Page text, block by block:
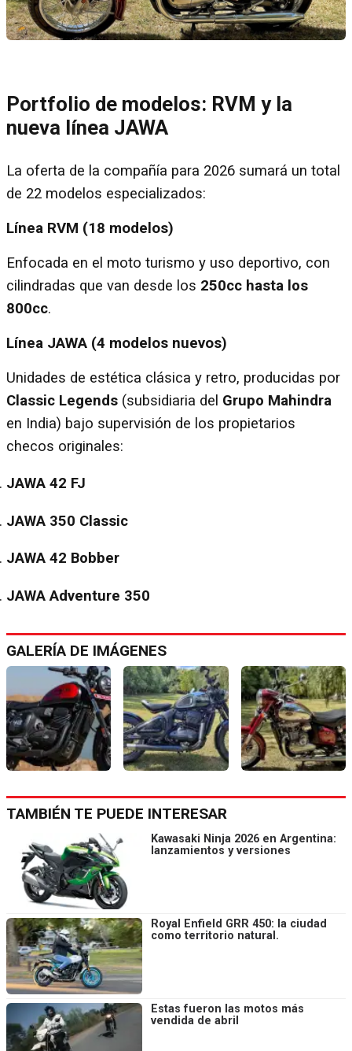
Portfolio de modelos: RVM y la
nueva línea JAWA
La oferta de la compañía para 2026 sumará un total
de 22 modelos especializados:
Línea RVM (18 modelos)
Enfocada en el moto turismo y uso deportivo, con
cilindradas que van desde los 250cc hasta los
800cc.
Línea JAWA (4 modelos nuevos)
Unidades de estética clásica y retro, producidas por
Classic Legends (subsidiaria del Grupo Mahindra
en India) bajo supervisión de los propietarios
checos originales:
JAWA 42 FJ
JAWA 350 Classic
JAWA 42 Bobber
JAWA Adventure 350
GALERÍA DE IMÁGENES
TAMBIÉN TE PUEDE INTERESAR
Kawasaki Ninja 2026 en Argentina:
lanzamientos y versiones
Royal Enfield GRR 450: la ciudad
como territorio natural.
Estas fueron las motos más
vendida de abril